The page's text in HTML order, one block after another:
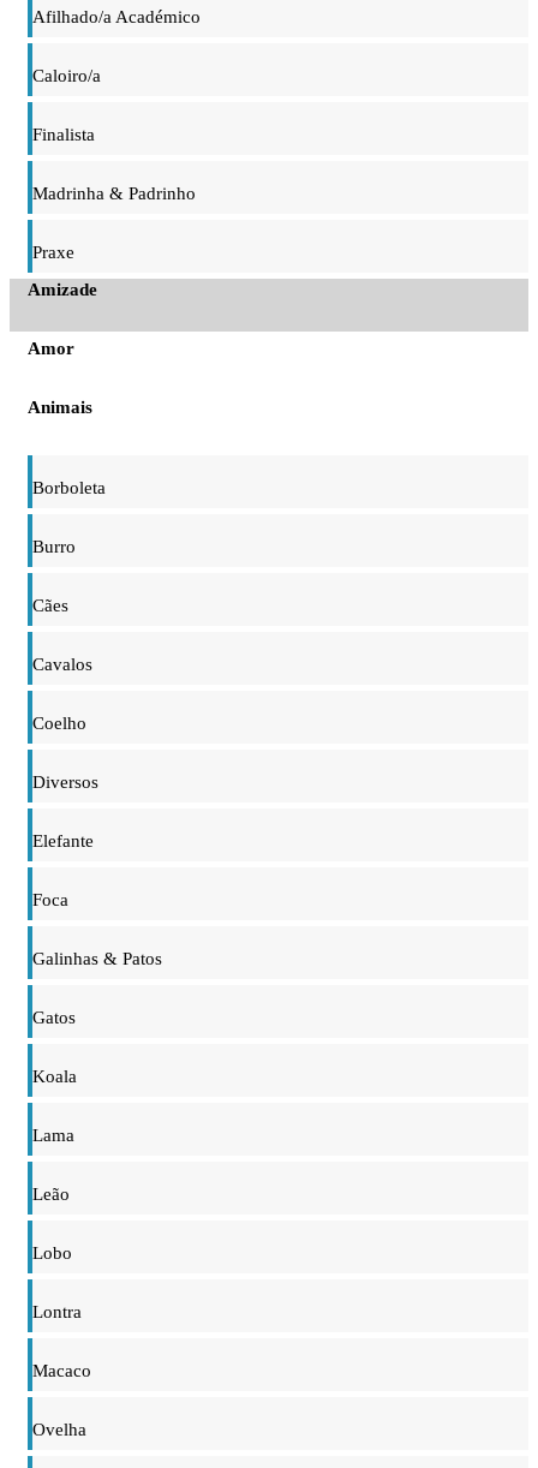
Afilhado/a Académico
Caloiro/a
Finalista
Madrinha & Padrinho
Praxe
Amizade
Amor
Animais
Borboleta
Burro
Cães
Cavalos
Coelho
Diversos
Elefante
Foca
Galinhas & Patos
Gatos
Koala
Lama
Leão
Lobo
Lontra
Macaco
Ovelha